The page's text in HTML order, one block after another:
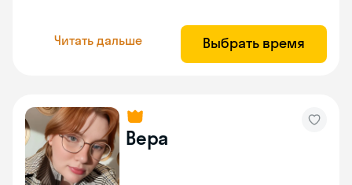
Читать дальше Выбрать время
Вера